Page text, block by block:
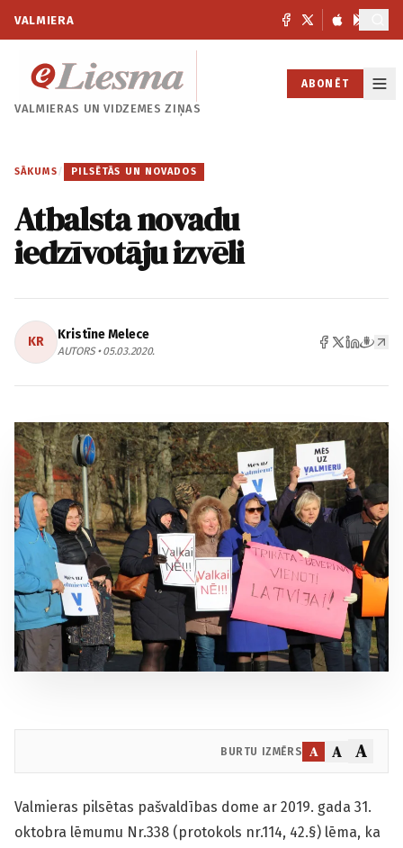
VALMIERA
VALMIERAS UNVIDZEMES ZIŅAS
ABONĒT
SĀKUMS / PILSĒTĀS UN NOVADOS
Atbalsta novadu
iedzīvotāju izvēli
KR Kristīne Melece
AUTORS • 05.03.2020.
BURTU IZMĒRS A A A
Valmieras pilsētas pašvaldības dome ar 2019. gada 31.
oktobra lēmumu Nr.338 (protokols nr.114, 42.§) lēma, ka